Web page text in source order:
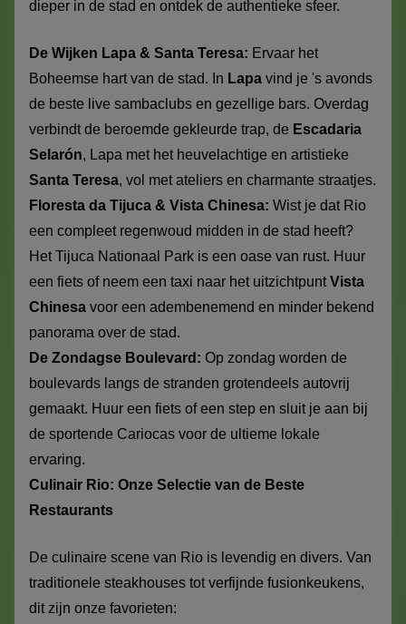
dieper in de stad en ontdek de authentieke sfeer.
De Wijken Lapa & Santa Teresa: Ervaar het
Boheemse hart van de stad. In Lapa vind je 's avonds
de beste live sambaclubs en gezellige bars. Overdag
verbindt de beroemde gekleurde trap, de Escadaria
Selarón, Lapa met het heuvelachtige en artistieke
Santa Teresa, vol met ateliers en charmante straatjes.
Floresta da Tijuca & Vista Chinesa: Wist je dat Rio
een compleet regenwoud midden in de stad heeft?
Het Tijuca Nationaal Park is een oase van rust. Huur
een fiets of neem een taxi naar het uitzichtpuntVista
Chinesa voor een adembenemend en minder bekend
panorama over de stad.
De Zondagse Boulevard: Op zondag worden de
boulevards langs de stranden grotendeels autovrij
gemaakt. Huur een fiets of een step en sluit je aan bij
de sportende Cariocas voor de ultieme lokale
ervaring.
Culinair Rio: Onze Selectie van de Beste
Restaurants
De culinaire scene van Rio is levendig en divers. Van
traditionele steakhouses tot verfijnde fusionkeukens,
dit zijn onze favorieten: